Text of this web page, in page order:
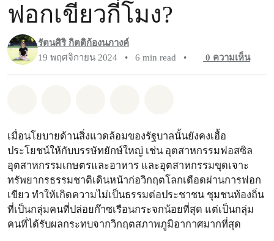
ฟอกเขียวกี่โมง?
รัตนศิริ กิตติก้องนภางค์
19 พฤศจิกายน 2024
• 6 min read • 0 ความเห็น
เมื่อนโยบายด้านสิ่งแวดล้อมของรัฐบาลนั้นยังคงเอื้อ
ประโยชน์ให้กับบรรษัทยักษ์ใหญ่ เช่น อุตสาหกรรมฟอสซิล
อุตสาหกรรมเกษตรและอาหาร และอุตสาหกรรมขุดเจาะ
ทรัพยากรธรรมชาติเดินหน้าก่อวิกฤตโลกเดือดผ่านการฟอก
เขียว ทำให้เกิดความไม่เป็นธรรมต่อประชาชน ชุมชนท้องถิ่น
ที่เป็นกลุ่มคนที่ปล่อยก๊าซเรือนกระจกน้อยที่สุด แต่เป็นกลุ่ม
คนที่ได้รับผลกระทบจากวิกฤตสภาพภูมิอากาศมากที่สุด